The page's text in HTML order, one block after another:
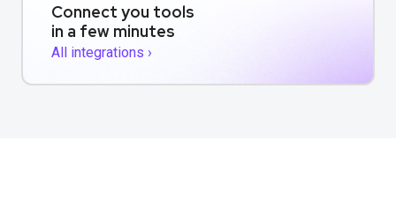
Connect you tools
in a few minutes
All integrations ›